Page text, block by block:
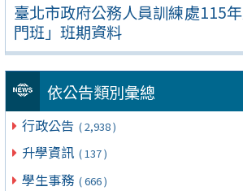
臺北市政府公務人員訓練處115
門班」班期資料
依公告類別彙總
行政公告 ( 2,938 )
升學資訊 ( 137 )
學生事務 ( 666 )